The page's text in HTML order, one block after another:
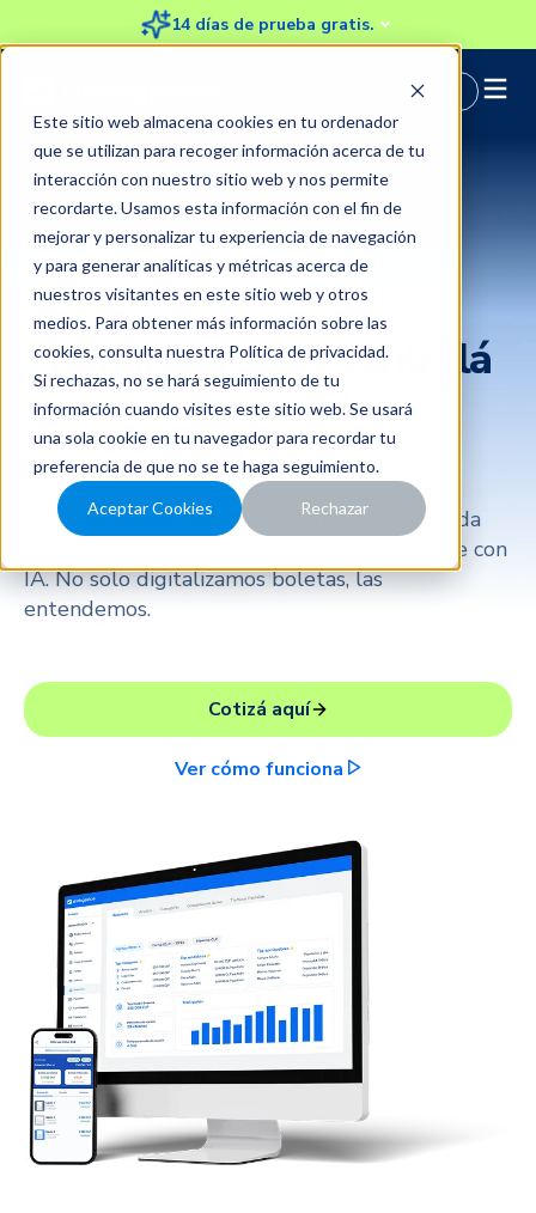
Este sitio web almacena cookies en tu ordenador
que se utilizan para recoger información acerca de tu
interacción con nuestro sitio web y nos permite
recordarte. Usamos esta información con el fin de
mejorar y personalizar tu experiencia de navegación
y para generar analíticas y métricas acerca de
nuestros visitantes en este sitio web y otros
medios. Para obtener más información sobre las
cookies, consulta nuestra Política de privacidad.
Si rechazas, no se hará seguimiento de tu
información cuando visites este sitio web. Se usará
una sola cookie en tu navegador para recordar tu
preferencia de que no se te haga seguimiento.
Aceptar Cookies Rechazar
14 días de prueba gratis.
Iniciar Sesión
Rendí, aprobá y controlá
en un soloflujo
inteligente
Nuestra plataforma detecta duplicados, valida
políticas y rinde tus gastos automáticamente con
IA. No solo digitalizamos boletas, las
entendemos.
Cotizá aquí
Ver cómo funciona